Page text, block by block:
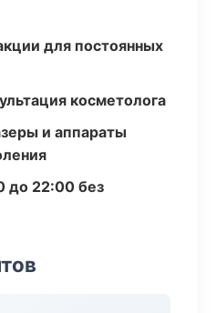
для постоянных
косметолога
и аппараты
до 22:00 без